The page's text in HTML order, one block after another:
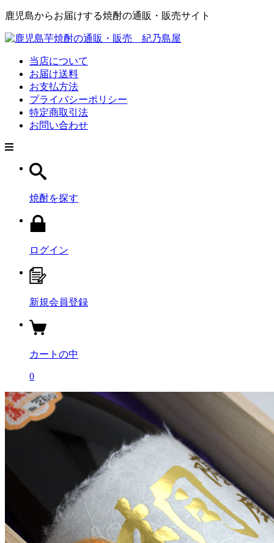
鹿児島からお届けする焼酎の通販・販売サイト
当店について
お届け送料
お支払方法
プライバシーポリシー
特定商取引法
お問い合わせ
焼酎を探す
ログイン
新規会員登録
カートの中
0